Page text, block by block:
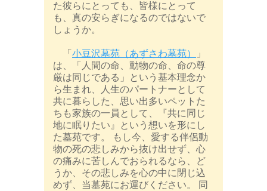
た彼らにとっても、皆様にとって
も、真の安らぎになるのではないで
しょうか。
「 小豆沢墓苑（あずさわ墓苑）
」
は、「人間の命、動物の命、命の尊
厳は同じである」という基本理念か
ら生まれ、人生のパートナーとして
共に暮らした、思い出多いペットた
ちも家族の一員として、『共に同じ
地に眠りたい』という想いを形にし
た墓苑です。 もし今、愛する伴侶動
物の死の悲しみから抜け出せず、心
の痛みに苦しんでおられるなら、ど
うか、その悲しみを心の中に閉じ込
めず、当墓苑にお運びください。 同